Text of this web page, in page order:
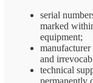
serial
marked
equipment;
and
technical
permanently